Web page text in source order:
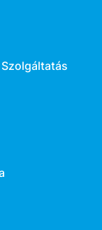
Szolgáltatás